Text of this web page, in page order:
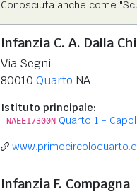
Conosciuta anche come
Infanzia C. A. Dalla
Via Segni
80010 Quarto NA
Istituto principale:
NAEE17300N Quarto 1 -
Infanzia F. Compagna